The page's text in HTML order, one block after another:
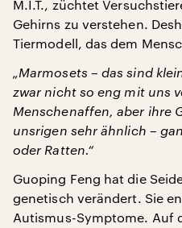
M.I.T., züchtet
Gehirns zu verstehen.
Tiermodell, das dem
„Marmosets – das sind
zwar nicht so eng mit uns
Menschenaffen, aber ihre
unsrigen sehr ähnlich –
oder Ratten.“
Guoping Feng hat die
genetisch verändert. Sie
Autismus-Symptome. Auf